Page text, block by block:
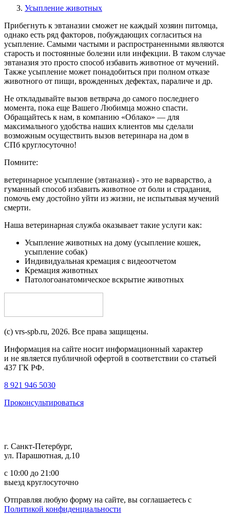
Усыпление животных
Прибегнуть к эвтаназии сможет не каждый хозяин питомца,
однако есть ряд факторов, побуждающих согласиться на
усыпление. Самыми частыми и распространенными являются
старость и постоянные болезни или инфекции. В таком случае
эвтаназия это просто способ избавить животное от мучений.
Также усыпление может понадобиться при полном отказе
животного от пищи, врожденных дефектах, параличе и др.
Не откладывайте вызов ветврача до самого последнего
момента, пока еще Вашего Любимца можно спасти.
Обращайтесь к нам, в компанию «Облако» — для
максимального удобства наших клиентов мы сделали
возможным осуществить вызов ветеринара на дом в
СПб круглосуточно!
Помните:
ветеринарное усыпление (эвтаназия) - это не варварство, а
гуманный способ избавить животное от боли и страдания,
помочь ему достойно уйти из жизни, не испытывая мучений
смерти.
Наша ветеринарная служба оказывает такие услуги как:
Усыпление животных на дому (усыпление кошек,
усыпление собак)
Индивидуальная кремация с видеоотчетом
Кремация животных
Патологоанатомическое вскрытие животных
(c) vrs-spb.ru, 2026. Все права защищены.
Информация на сайте носит информационный характер
и не является публичной офертой в соответствии со статьей
437 ГК РФ.
8 921 946 5030
Проконсультироваться
г. Санкт-Петербург,
ул. Парашютная, д.10
с 10:00 до 21:00
выезд круглосуточно
Отправляя любую форму на сайте, вы соглашаетесь с
Политикой конфиденциальности